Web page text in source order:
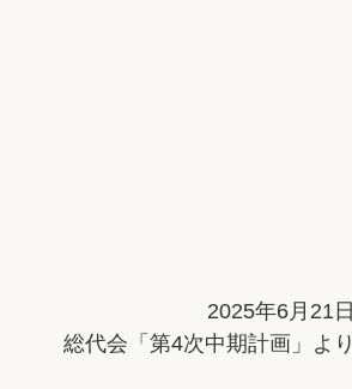
2025年6月21日
総代会「第4次中期計画」より